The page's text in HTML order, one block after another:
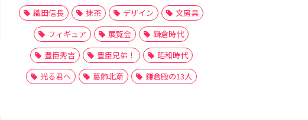
織田信長
抹茶 デザイン
文房具
フィギュア
展覧会
鎌倉時代
豊臣秀吉
豊臣兄弟！
昭和時代
光る君へ
葛飾北斎 鎌倉殿の13人